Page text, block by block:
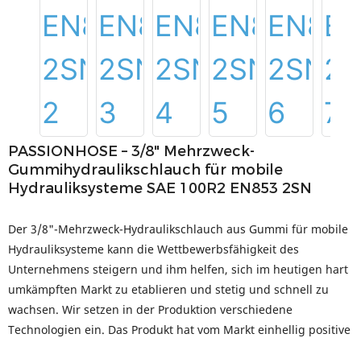
PASSIONHOSE – 3/8" Mehrzweck-
Gummihydraulikschlauch für mobile
Hydrauliksysteme SAE 100R2 EN853 2SN
Der 3/8"-Mehrzweck-Hydraulikschlauch aus Gummi für mobile
Hydrauliksysteme kann die Wettbewerbsfähigkeit des
Unternehmens steigern und ihm helfen, sich im heutigen hart
umkämpften Markt zu etablieren und stetig und schnell zu
wachsen. Wir setzen in der Produktion verschiedene
Technologien ein. Das Produkt hat vom Markt einhellig positive